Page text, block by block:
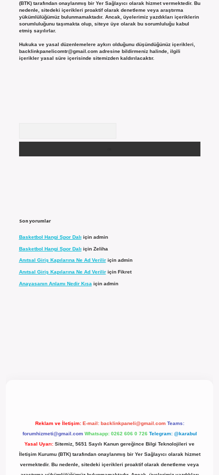
(BTK) tarafından onaylanmış bir Yer Sağlayıcı olarak hizmet vermektedir. Bu
nedenle, sitedeki içerikleri proaktif olarak denetleme veya araştırma
yükümlülüğümüz bulunmamaktadır. Ancak, üyelerimiz yazdıkları içeriklerin
sorumluluğunu taşımakta olup, siteye üye olarak bu sorumluluğu kabul
etmiş sayılırlar.
Hukuka ve yasal düzenlemelere aykırı olduğunu düşündüğünüz içerikleri,
backlinkpanelicomtr@gmail.comadresine bildirmeniz halinde, ilgili
içerikler yasal süre içerisinde sitemizden kaldırılacaktır.
Son yorumlar
Basketbol Hangi Spor Dalı için admin
Basketbol Hangi Spor Dalı için Zeliha
Anıtsal Giriş Kapılarına Ne Ad Veriliriçin admin
Anıtsal Giriş Kapılarına Ne Ad Veriliriçin Fikret
Anayasanın Anlamı Nedir Kısa için admin
Reklam ve İletişim: E-mail: backlinkpaneli@gmail.com Teams:
forumhizmeti@gmail.com Whatsapp: 0262 606 0 726 Telegram: @karabul
Yasal Uyarı: Sitemiz, 5651 Sayılı Kanun gereğince Bilgi Teknolojileri ve
İletişim Kurumu (BTK) tarafından onaylanmış bir Yer Sağlayıcı olarak hizmet
vermektedir. Bu nedenle, sitedeki içerikleri proaktif olarak denetleme veya